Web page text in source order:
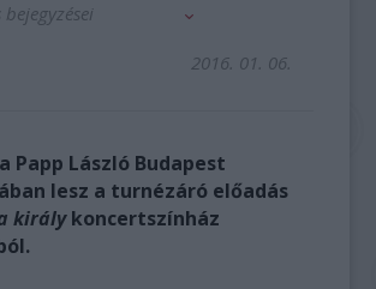
2016. 01. 06.
Papp László Budapest
lesz a turnézáró előadás
királykoncertszínház